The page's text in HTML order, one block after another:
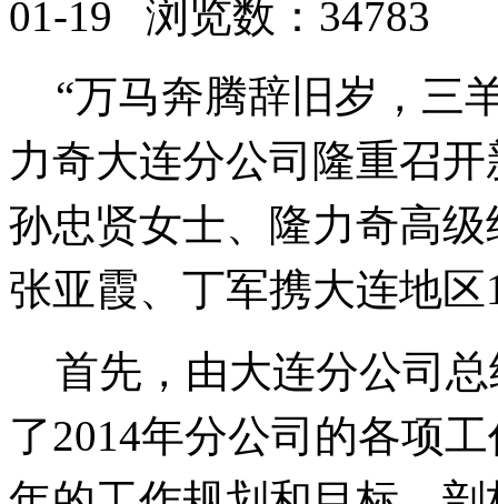
01-19 浏览数：34783
“万马奔腾辞 旧岁，三
力奇大连分公司隆重召
孙忠贤女士、 隆力奇高
张亚霞、丁军携大连地区
首先，由大连分公司
了2014年分公司的各项